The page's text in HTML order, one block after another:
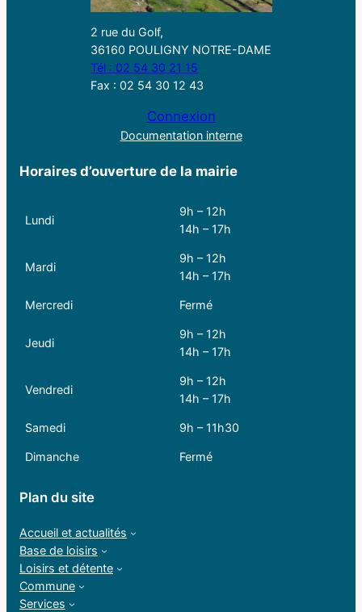
2 rue du Golf,
36160 POULIGNY NOTRE-DAME
Tél : 02 54 30 21 15
Fax : 02 54 30 12 43
Connexion
Documentation interne
Horaires d’ouverture de la mairie
Lundi
9h – 12h
14h – 17h
Mardi
9h – 12h
14h – 17h
Mercredi Fermé
Jeudi
9h – 12h
14h – 17h
Vendredi
9h – 12h
14h – 17h
Samedi 9h – 11h30
Dimanche Fermé
Plan du site
Accueil et actualités
Base de loisirs
Loisirs et détente
Commune
Services